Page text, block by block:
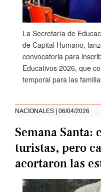
La Secretaría de
de Capital Humano,
convocatoria para
Educativos 2026, que
temporal para las
NACIONALES | 06/04/2026
Semana Santa:
turistas, pero
acortaron las